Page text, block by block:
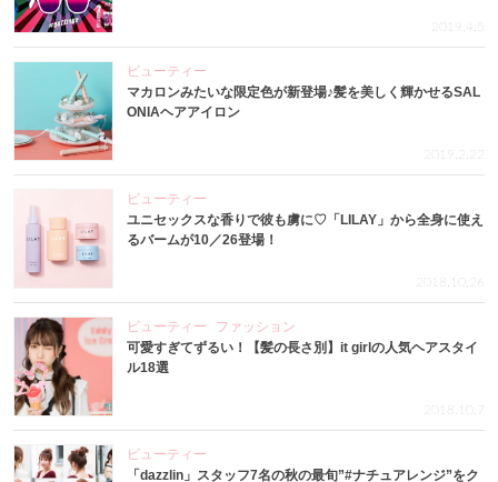
2019.4.5
ビューティー
マカロンみたいな限定色が新登場♪髪を美しく輝かせるSAL
ONIAヘアアイロン
2019.2.22
ビューティー
ユニセックスな香りで彼も虜に♡「LILAY」から全身に使え
るバームが10／26登場！
2018.10.26
ビューティー
ファッション
可愛すぎてずるい！【髪の長さ別】it girlの人気ヘアスタイ
ル18選
2018.10.7
ビューティー
「dazzlin」スタッフ7名の秋の最旬”#ナチュアレンジ”をク